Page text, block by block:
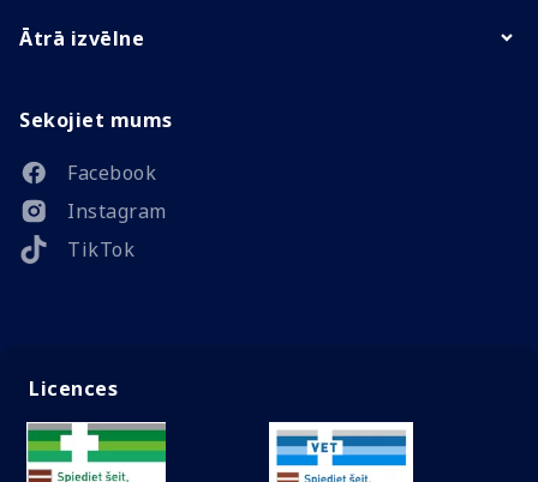
Ātrā izvēlne
Sekojiet mums
Facebook
Instagram
TikTok
Licences